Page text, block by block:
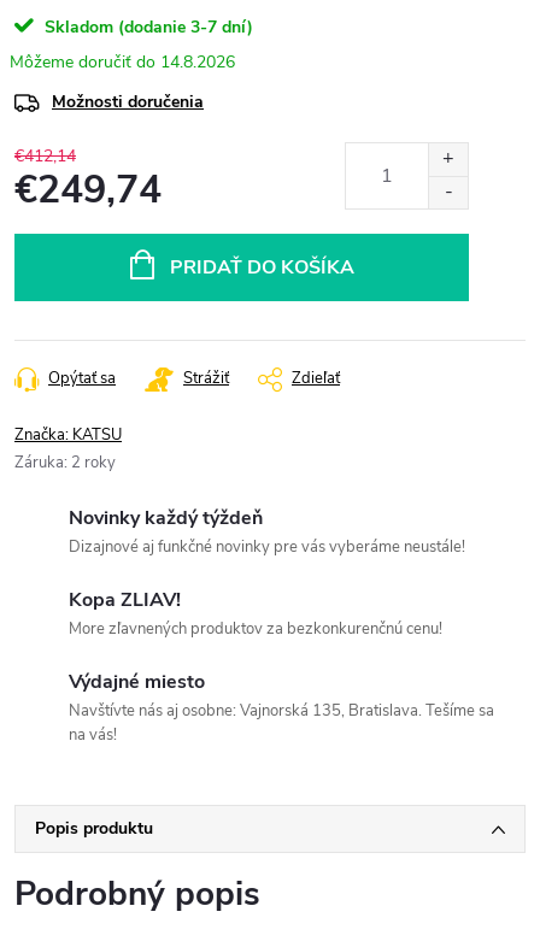
Skladom (dodanie 3-7 dní)
14.8.2026
Možnosti doručenia
€412,14
€249,74
PRIDAŤ DO KOŠÍKA
Opýtať sa Strážiť Zdieľať
Značka: KATSU
Záruka: 2 roky
Novinky každý týždeň
Dizajnové aj funkčné novinky pre vás vyberáme neustále!
Kopa ZLIAV!
More zľavnených produktov za bezkonkurenčnú cenu!
Výdajné miesto
Navštívte nás aj osobne: Vajnorská 135, Bratislava. Tešíme sa
na vás!
Popis produktu
Podrobný popis